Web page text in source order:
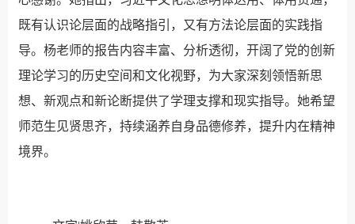
既有认识论层面的战略指引，又有方法论层面的实践指
导。杨老师的报告内容丰富、分析透彻，开阔了党的创新
理论学习的历史空间和文化视野，为大家深刻领悟新思
想、新观点和新论断提供了学理支撑和现实指导。她希望
师范生见贤思齐，持续涵养自身品德修养，提升内在精神
境界。